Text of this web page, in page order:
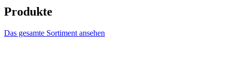
Produkte
Das gesamte Sortiment ansehen